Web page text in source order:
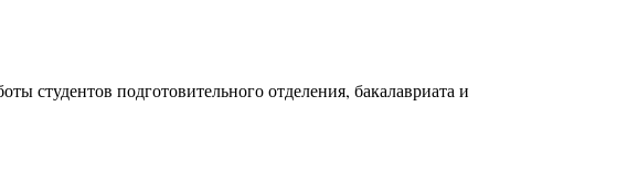
студентов подготовительного отделения, бакалавриата и